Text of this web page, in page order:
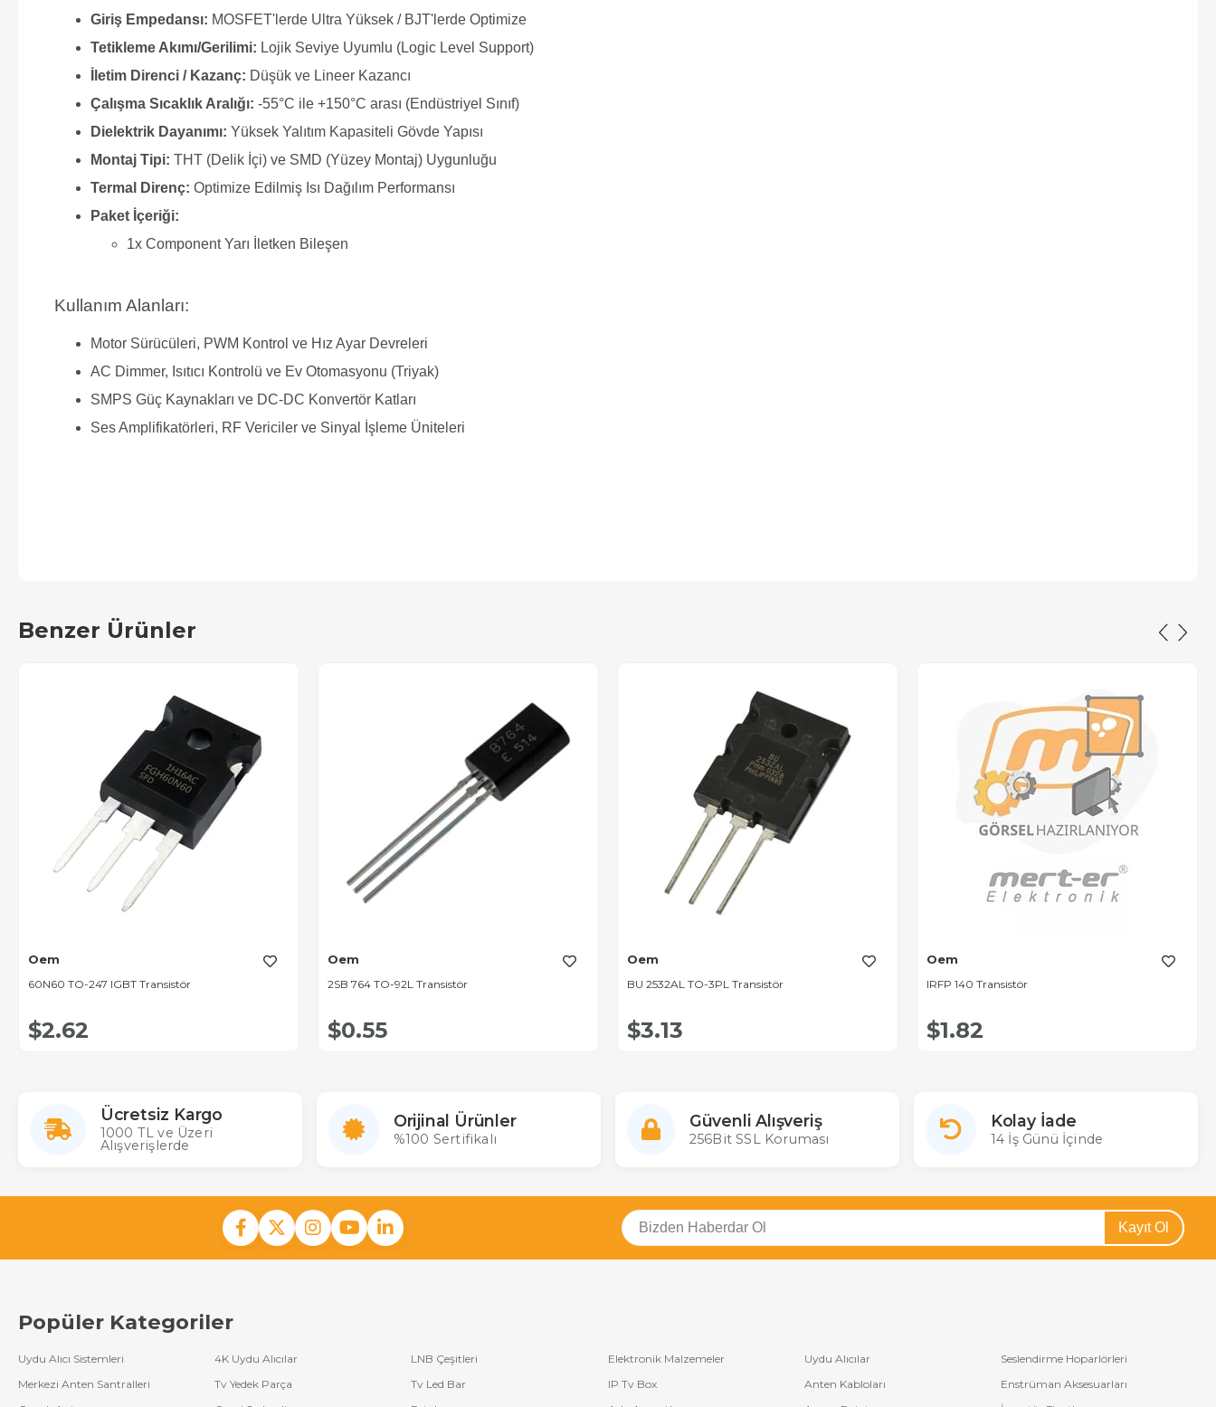
Giriş Empedansı: MOSFET'lerde Ultra Yüksek / BJT'lerde Optimize
Tetikleme Akımı/Gerilimi: Lojik Seviye Uyumlu (Logic Level Support)
İletim Direnci / Kazanç: Düşük ve Lineer Kazancı
Çalışma Sıcaklık Aralığı: -55°C ile +150°C arası (Endüstriyel Sınıf)
Dielektrik Dayanımı: Yüksek Yalıtım Kapasiteli Gövde Yapısı
Montaj Tipi: THT (Delik İçi) ve SMD (Yüzey Montaj) Uygunluğu
Termal Direnç: Optimize Edilmiş Isı Dağılım Performansı
Paket İçeriği:
1x Component Yarı İletken Bileşen
Kullanım Alanları:
Motor Sürücüleri, PWM Kontrol ve Hız Ayar Devreleri
AC Dimmer, Isıtıcı Kontrolü ve Ev Otomasyonu (Triyak)
SMPS Güç Kaynakları ve DC-DC Konvertör Katları
Ses Amplifikatörleri, RF Vericiler ve Sinyal İşleme Üniteleri
Benzer Ürünler
Oem
60N60 TO-247 IGBT Transistör
$2.62
Oem
2SB 764 TO-92L Transistör
$0.55
Oem
BU 2532AL TO-3PL Transistör
$3.13
Oem
IRFP 140 Transistör
$1.82
Ücretsiz Kargo
1000 TL ve Üzeri
Alışverişlerde
Orijinal Ürünler
%100 Sertifikalı
Güvenli Alışveriş
256Bit SSL Koruması
Kolay İade
14 İş Günü İçinde
Kayıt Ol
Popüler Kategoriler
Uydu Alıcı Sistemleri 4K Uydu Alıcılar LNB Çeşitleri Elektronik Malzemeler Uydu Alıcılar
Seslendirme Hoparlörleri
Merkezi Anten Santralleri
Tv Yedek Parça Tv Led Bar IP Tv Box Anten Kabloları
Enstrüman Aksesuarları